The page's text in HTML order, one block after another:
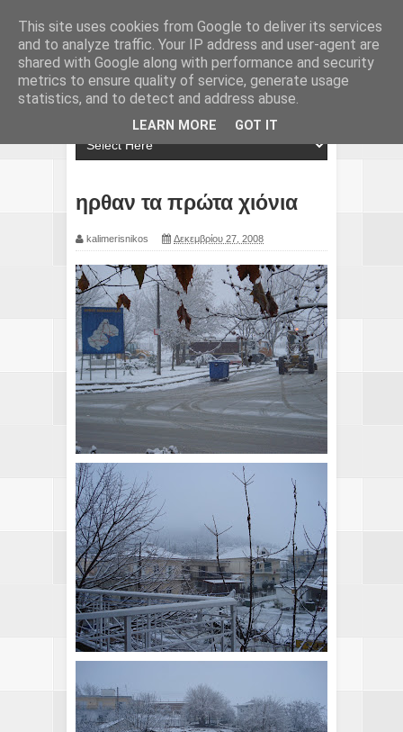
ηρθαν τα πρώτα χιόνια
kalimerisnikos Δεκεμβρίου 27, 2008
This site uses cookies from Google to deliver its services
and to analyze traffic. Your IP address and user-agent are
shared with Google along with performance and security
metrics to ensure quality of service, generate usage
statistics, and to detect and address abuse.
LEARN MORE GOT IT